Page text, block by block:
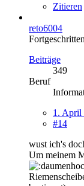
Zitieren
reto6004
Beiträge
349
Beruf
1. April
#14
wust ich's
Um meinem